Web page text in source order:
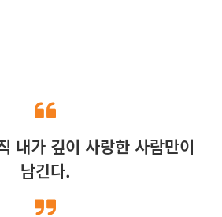
내가 깊이 사랑한 사람만이
남긴다.